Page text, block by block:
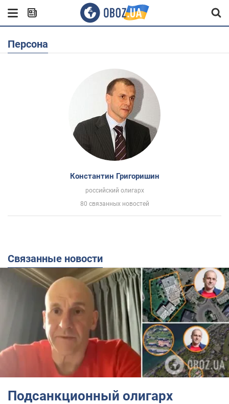
Персона
Константин Григоришин
российский олигарх
80 связанных новостей
Связанные новости
Подсанкционный олигарх